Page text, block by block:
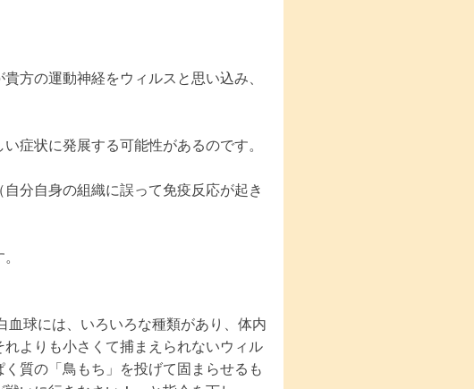
方の運動神経をウィルスと思い込み、
症状に発展する可能性があるのです。
分自身の組織に誤って免疫反応が起き
球には、いろいろな種類があり、体内
よりも小さくて捕まえられないウィル
質の「鳥もち」を投げて固まらせるも